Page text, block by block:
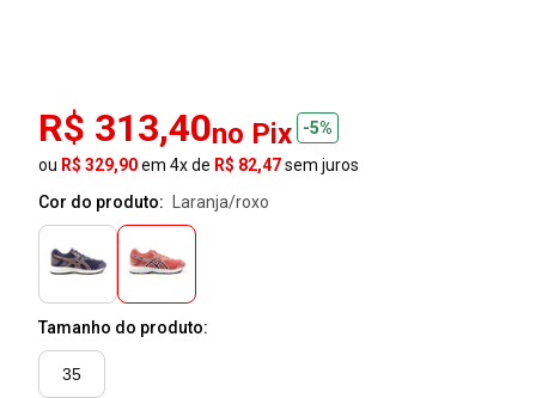
R$ 313,40no Pix
-5%
ou R$ 329,90em 4x de R$ 82,47sem juros
Cor do produto:
laranja/roxo
Tamanho do produto:
35